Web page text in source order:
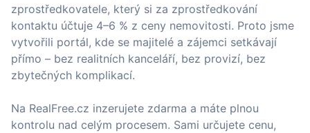
zprostředkovatele, který si za zprostředkování
kontaktu účtuje 4–6 % z ceny nemovitosti. Proto jsme
vytvořili portál, kde se majitelé a zájemci setkávají
přímo – bez realitních kanceláří, bez provizí, bez
zbytečných komplikací.
Na RealFree.cz inzerujete zdarma a máte plnou
kontrolu nad celým procesem. Sami určujete cenu,